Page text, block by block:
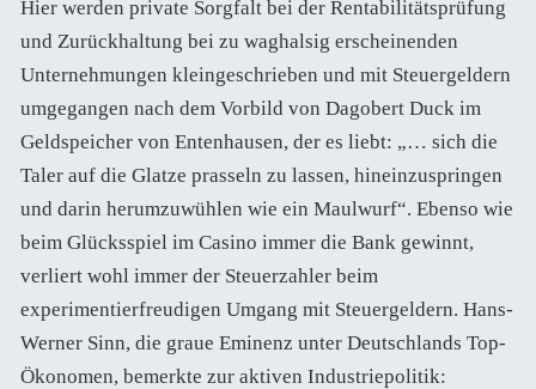
Hier werden private Sorgfalt bei der Rentabilitätsprüfung
und Zurückhaltung bei zu waghalsig erscheinenden
Unternehmungen kleingeschrieben und mit Steuergeldern
umgegangen nach dem Vorbild von Dagobert Duck im
Geldspeicher von Entenhausen, der es liebt: „… sich die
Taler auf die Glatze prasseln zu lassen, hineinzuspringen
und darin herumzuwühlen wie ein Maulwurf“. Ebenso wie
beim Glücksspiel im Casino immer die Bank gewinnt,
verliert wohl immer der Steuerzahler beim
experimentierfreudigen Umgang mit Steuergeldern. Hans-
Werner Sinn, die graue Eminenz unter Deutschlands Top-
Ökonomen, bemerkte zur aktiven Industriepolitik: